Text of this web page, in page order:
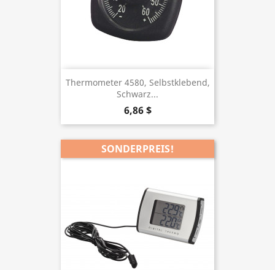
Thermometer 4580, Selbstklebend,
Schwarz...
6,86 $
SONDERPREIS!